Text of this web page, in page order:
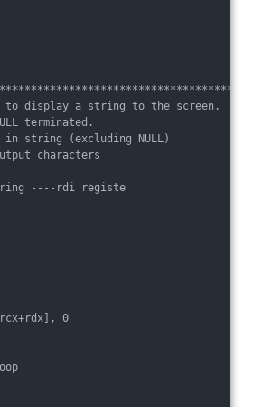
to display a string to the screen.
terminated.
in string (excluding NULL)
characters
----rdi registe
0